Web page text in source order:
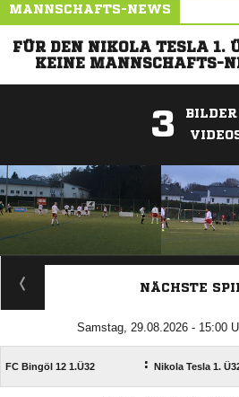
MANNSCHAFTS-NEWS
FÜR DEN NIKOLA TESLA 1.
KEINE MANNSCHAFTS-
3
ANZEIGE
NÄCHSTE
Samstag, 29.08.2026 - 15:00
FC Bingöl 12 1.Ü32 : Nikola Tesla 1.